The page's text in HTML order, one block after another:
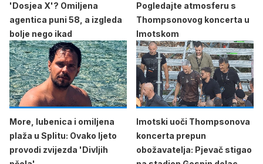
'Dosjea X'? Omiljena
agentica puni 58, a izgleda
bolje nego ikad
Pogledajte atmosferu s
Thompsonovog koncerta u
Imotskom
More, lubenica i omiljena
plaža u Splitu: Ovako ljeto
provodi zvijezda 'Divljih
Imotski uoči Thompsonova
koncerta prepun
obožavatelja: Pjevač stigao